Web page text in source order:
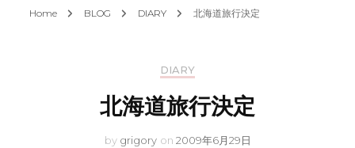
Home BLOG DIARY 北海道旅行決定
DIARY
北海道旅行決定
by grigory on 2009年6月29日